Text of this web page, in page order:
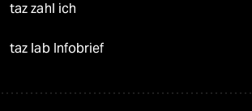
taz zahl ich
taz lab Infobrief